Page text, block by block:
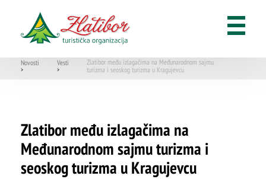
Aplikacije
Novosti
>
Vesti
>
Zlatibor među izlagačima na Međunarodnom sajmu
turizma i seoskog turizma u Kragujevcu
Zlatibor među izlagačima na
Međunarodnom sajmu turizma i
seoskog turizma u Kragujevcu